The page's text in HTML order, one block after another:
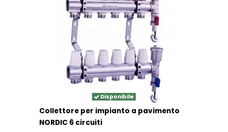
Disponibile
Collettore per impianto a pavimento
NORDIC 6 circuiti